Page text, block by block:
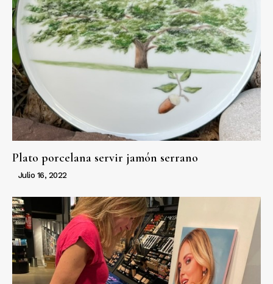
Plato porcelana servir jamón serrano
Julio 16, 2022